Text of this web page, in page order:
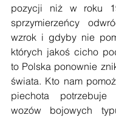
pozycji niż w roku
sprzymierzeńcy
wzrok i gdyby nie
których jakoś cicho
to Polska ponownie
świata. Kto nam
piechota
wozów bojowych